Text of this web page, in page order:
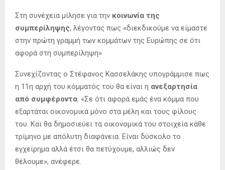
Στη συνέχεια μίλησε για την κοινωνία της
συμπερίληψης, λέγοντας πως «διεκδικούμε να είμαστε
στην πρώτη γραμμή των κομμάτων της Ευρώπης σε ότι
αφορά στη συμπερίληψη»
Συνεχίζοντας ο Στέφανος Κασσελάκης υπογράμμισε πως
η 11η αρχή του κόμματός του θα είναι η ανεξαρτησία
από συμφέροντα. «Σε ότι αφορά εμάς ένα κόμμα που
εξαρτάται οικονομικά μόνο στα μέλη και τους φίλους
του. Και θα δημοσιεύει τα οικονομικά του στοιχεία κάθε
τρίμηνο με απόλυτη διαφάνεια. Είναι δύσκολο το
εγχείρημα αλλά έτσι θα πετύχουμε, αλλιώς δεν
θέλουμε», ανέφερε.